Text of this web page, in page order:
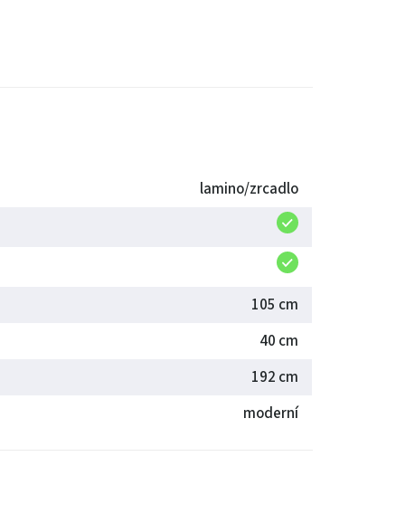
lamino/zrcadlo
105 cm
40 cm
192 cm
moderní